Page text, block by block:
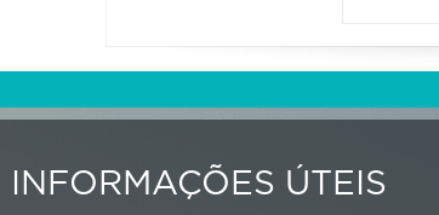
INFORMAÇÕES ÚTEIS